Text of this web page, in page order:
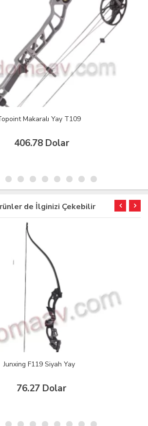
Makaralı Yay T109
406.78 Dolar
de İlginizi Çekebilir
Junxing F119 Siyah Yay
76.27 Dolar